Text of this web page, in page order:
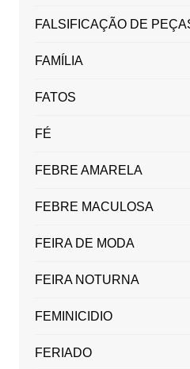
FALSIFICAÇÃO DE
FAMÍLIA
FATOS
FÉ
FEBRE AMARELA
FEBRE MACULOSA
FEIRA DE MODA
FEIRA NOTURNA
FEMINICIDIO
FERIADO